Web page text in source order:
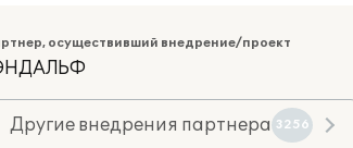
осуществивший внедрение/проект
Другие внедрения партнера 3256